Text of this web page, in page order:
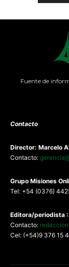
Fuente de
Contacto
Director: Marcelo
Contacto:
Grupo Misiones
Tel: +54 (0376)
Editora/periodista
Contacto:
Cel: (+54)9 376 15